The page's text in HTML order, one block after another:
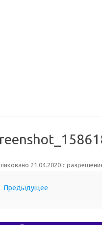
21.04.2020с
Предыдущее